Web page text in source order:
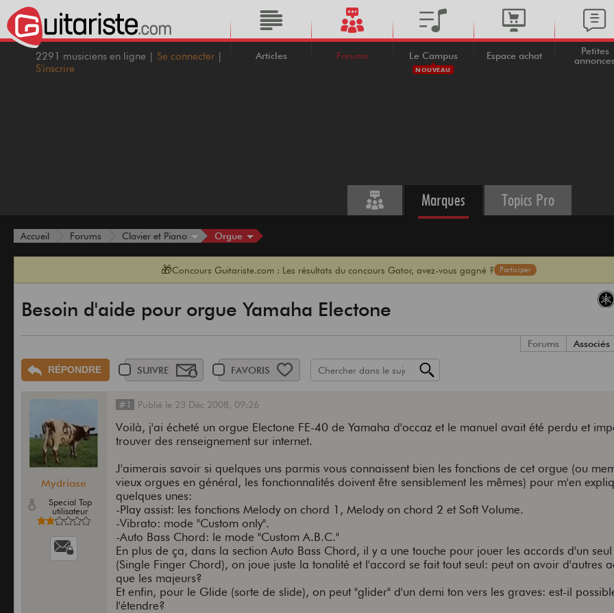
2291 musiciens en ligne | Se connecter |
S'inscrire
Articles Forums Le Campus
NOUVEAU
Espace achat
Petites
Marques Topics Pro
Accueil Forums Clavier et Piano Orgue
🎁Concours Guitariste.com : Les résultats du concours Gator, avez-vous gagné ? Participer
Besoin d'aide pour orgue Yamaha Electone
Forums Associés
RÉPONDRE SUIVRE FAVORIS
Mydriase
Special Top
utilisateur
#1 Publié le 23 Déc 2008, 09:26
Voilà, j'ai écheté un orgue Electone FE-40 de Yamaha d'occaz et le manuel avait été perdu et
trouver des renseignement sur internet.
J'aimerais savoir si quelques uns parmis vous connaissent bien les fonctions de cet orgue (ou
vieux orgues en général, les fonctionnalités doivent être sensiblement les mêmes) pour m'en
quelques unes:
-Play assist: les fonctions Melody on chord 1, Melody on chord 2 et Soft Volume.
-Vibrato: mode "Custom only".
-Auto Bass Chord: le mode "Custom A.B.C."
En plus de ça, dans la section Auto Bass Chord, il y a une touche pour jouer les accords d'un
(Single Finger Chord), on joue juste la tonalité et l'accord se fait tout seul: peut on avoir d'autres
que les majeurs?
Et enfin, pour le Glide (sorte de slide), on peut "glider" d'un demi ton vers les graves: est-il
l'étendre?